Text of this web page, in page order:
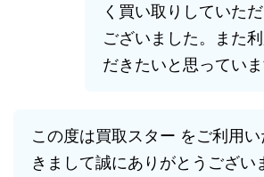
く買い取りしていた
ございました。また
だきたいと思っていま
この度は買取スター をご利用
きまして誠にありがとうござい